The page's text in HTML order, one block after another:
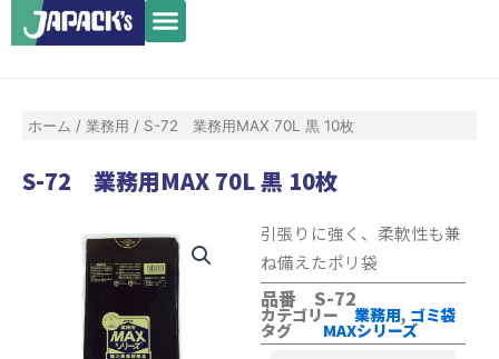
容
メ
ニ
ホーム / 業務用 / S-72 業務用MAX 70L 黒 10枚
S-72 業務用MAX 70L 黒 10枚
引張りに強く、柔軟性も兼
ね備えたポリ袋
品番 S-72
カテゴリー 業務用, ゴミ袋
タグ MAXシリーズ